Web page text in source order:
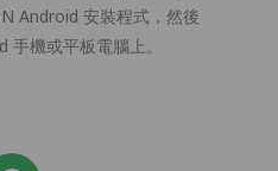
Android 安裝程式，然後
機或平板電腦上。